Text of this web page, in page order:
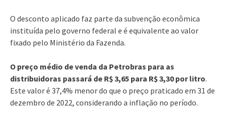
O desconto aplicado faz parte da subvenção econômica
instituída pelo governo federal e é equivalente ao valor
fixado pelo Ministério da Fazenda.
O preço médio de venda da Petrobras para as
distribuidoras passará de R$ 3,65 para R$ 3,30 por litro.
Este valor é 37,4% menor do que o preço praticado em 31 de
dezembro de 2022, considerando a inflação no período.